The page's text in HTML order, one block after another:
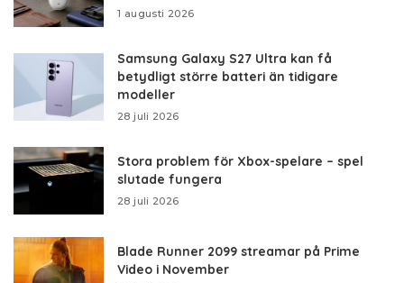
1 augusti 2026
Samsung Galaxy S27 Ultra kan få
betydligt större batteri än tidigare
modeller
28 juli 2026
Stora problem för Xbox-spelare – spel
slutade fungera
28 juli 2026
Blade Runner 2099 streamar på Prime
Video i November